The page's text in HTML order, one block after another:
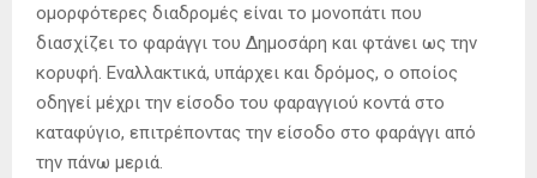
ομορφότερες διαδρομές είναι το μονοπάτι που
διασχίζει το φαράγγι του Δημοσάρη και φτάνει ως την
κορυφή. Εναλλακτικά, υπάρχει και δρόμος, ο οποίος
οδηγεί μέχρι την είσοδο του φαραγγιού κοντά στο
καταφύγιο, επιτρέποντας την είσοδο στο φαράγγι από
την πάνω μεριά.